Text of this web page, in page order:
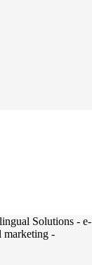
Solutions - e-
marketing -